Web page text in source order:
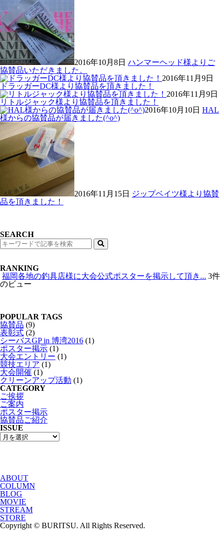
2016年10月8日 ハンマーヘッド様よりご
協賛品いただきました。
2016年11月9日
ドラッガーDC様より協賛品を頂きました！
2016年11月9日
リトルジャック様より協賛品を頂きました！
2016年10月10日 HAL
様からの協賛品が届きました(^o^)
2016年11月15日 ジップベイツ様より協賛
品を頂きました！
SEARCH
検
索
RANKING
福岡各地の釣具店様に大会公式ポスターを掲示して頂き... 3件
のビュー
POPULAR TAGS
協賛品 (9)
表彰式 (2)
シーバスGP in 博湾2016 (1)
ポスター掲示 (1)
大会エントリー (1)
競技エリア (1)
大会開催 (1)
クリーンアップ活動 (1)
CATEGORY
ご挨拶
ご案内
ポスター掲示
協賛品ご紹介
ISSUE
ABOUT
COLUMN
BLOG
MOVIE
STREAM
STORE
Copyright © BURITSU. All Rights Reserved.